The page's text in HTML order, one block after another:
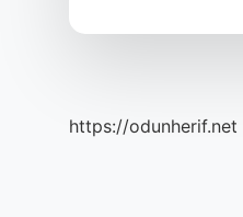
https://odunherif.net